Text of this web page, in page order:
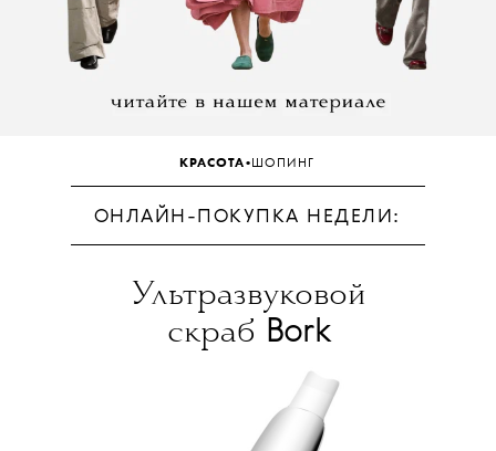
КРАСОТА•ШОПИНГ
ОНЛАЙН-ПОКУПКА НЕДЕЛИ:
Ультразвуковой
скраб Bork